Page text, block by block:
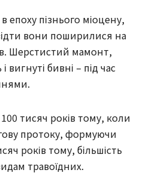
епоху пізнього міоцену,
вони поширилися на
Шерстистий мамонт,
бивні – під час
тисяч років тому, коли
протоку, формуючи
років тому, більшість
травоїдних.